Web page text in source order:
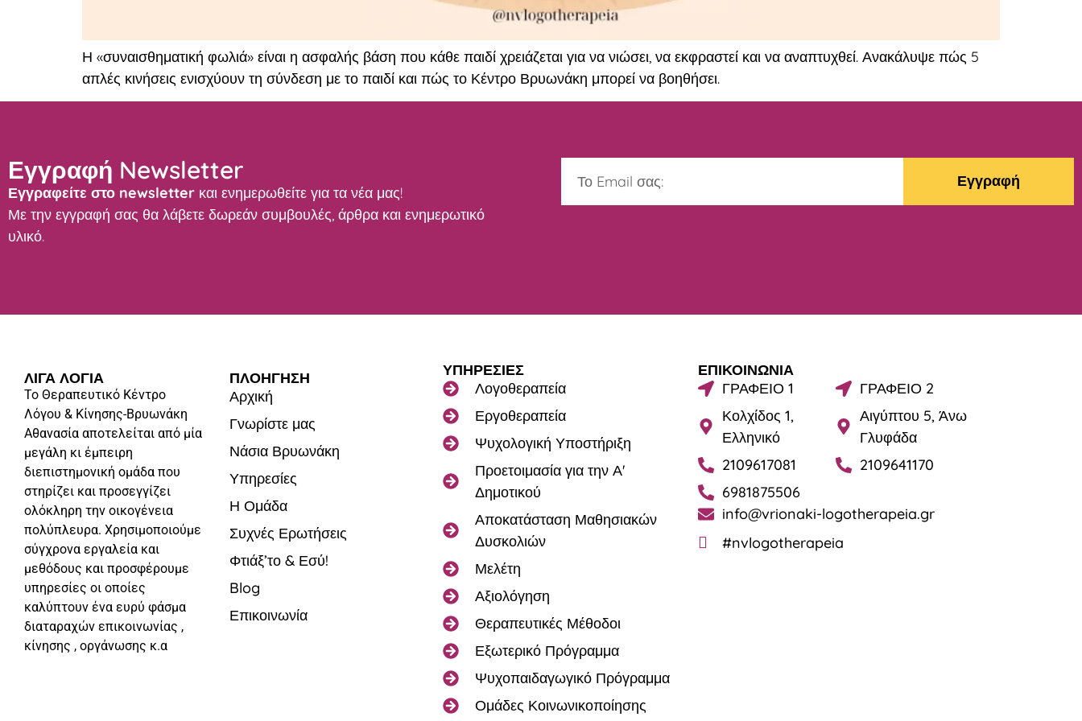
Η «συναισθηματική φωλιά» είναι η ασφαλής βάση που κάθε παιδί χρειάζεται για να νιώσει, να εκφραστεί και να αναπτυχθεί. Ανακάλυψε πώς 5
απλές κινήσεις ενισχύουν τη σύνδεση με το παιδί και πώς το Κέντρο Βρυωνάκη μπορεί να βοηθήσει.
Εγγραφή Newsletter
Εγγραφείτε στο newsletter και ενημερωθείτε για τα νέα μας!
Με την εγγραφή σας θα λάβετε δωρεάν συμβουλές, άρθρα και ενημερωτικό
υλικό.
Εγγραφή
ΛΙΓΑ ΛΟΓΙΑ
Το Θεραπευτικό Κέντρο
Λόγου & Κίνησης-Βρυωνάκη
Αθανασία αποτελείται από μία
μεγάλη κι έμπειρη
διεπιστημονική ομάδα που
στηρίζει και προσεγγίζει
ολόκληρη την οικογένεια
πολύπλευρα. Χρησιμοποιούμε
σύγχρονα εργαλεία και
μεθόδους και προσφέρουμε
υπηρεσίες οι οποίες
καλύπτουν ένα ευρύ φάσμα
διαταραχών επικοινωνίας ,
κίνησης , οργάνωσης κ.α
ΠΛΟΗΓΗΣΗ
Αρχική
Γνωρίστε μας
Νάσια Βρυωνάκη
Υπηρεσίες
Η Ομάδα
Συχνές Ερωτήσεις
Φτιάξ’το & Εσύ!
Blog
Επικοινωνία
ΥΠΗΡΕΣΙΕΣ
Λογοθεραπεία
Εργοθεραπεία
Ψυχολογική Υποστήριξη
Προετοιμασία για την Α'
Δημοτικού
Αποκατάσταση Μαθησιακών
Δυσκολιών
Μελέτη
Αξιολόγηση
Θεραπευτικές Μέθοδοι
Εξωτερικό Πρόγραμμα
Ψυχοπαιδαγωγικό Πρόγραμμα
Ομάδες Κοινωνικοποίησης
ΕΠΙΚΟΙΝΩΝΙΑ
ΓΡΑΦΕΙΟ 1
Κολχίδος 1,
Ελληνικό
2109617081
6981875506
ΓΡΑΦΕΙΟ 2
Αιγύπτου 5, Άνω
Γλυφάδα
2109641170
info@vrionaki-logotherapeia.gr
#nvlogotherapeia